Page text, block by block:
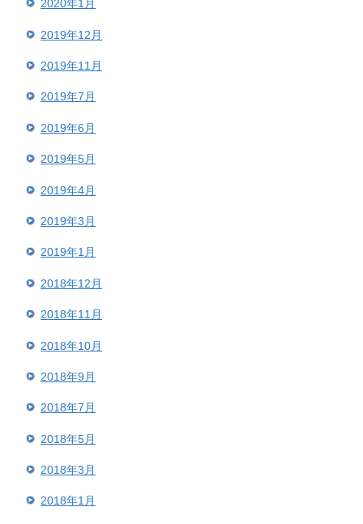
2020年1月
2019年12月
2019年11月
2019年7月
2019年6月
2019年5月
2019年4月
2019年3月
2019年1月
2018年12月
2018年11月
2018年10月
2018年9月
2018年7月
2018年5月
2018年3月
2018年1月